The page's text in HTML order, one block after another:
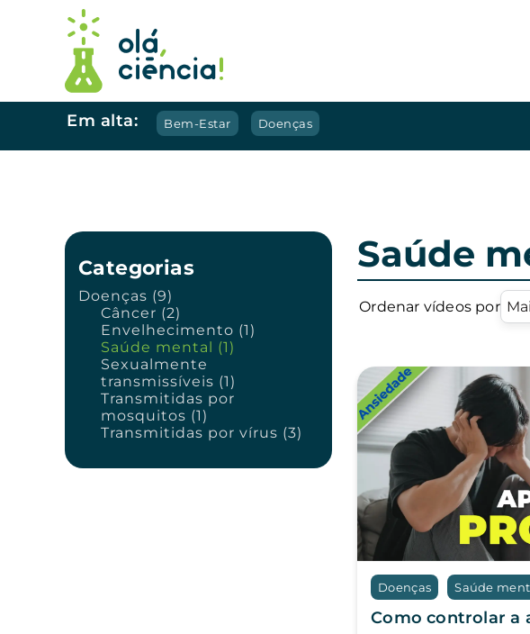
Em alta: Bem-Estar Doenças
Categorias
Doenças (9)
Câncer (2)
Envelhecimento (1)
Saúde mental (1)
Sexualmente
transmissíveis (1)
Transmitidas por
mosquitos (1)
Transmitidas por vírus (3)
Saúde
Ordenar vídeos por
Doenças Saúde
Como controlar a